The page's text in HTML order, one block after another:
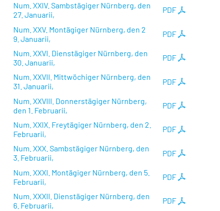
PDF
Num. XXIV. Sambstägiger Nürnberg, den
27. Januarii,
PDF
Num. XXV. Montägiger Nürnberg, den 2
9. Januarii,
PDF
Num. XXVI. Dienstägiger Nürnberg, den
30. Januarii,
PDF
Num. XXVII. Mittwöchiger Nürnberg, den
31. Januarii,
PDF
Num. XXVIII. Donnerstägiger Nürnberg,
den 1. Februarii,
PDF
Num. XXIX. Freytägiger Nürnberg, den 2.
Februarii,
PDF
Num. XXX. Sambstägiger Nürnberg, den
3. Februarii,
PDF
Num. XXXI. Montägiger Nürnberg, den 5.
Februarii,
PDF
Num. XXXII. Dienstägiger Nürnberg, den
6. Februarii,